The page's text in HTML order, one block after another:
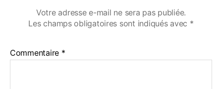
Votre adresse e-mail ne sera pas publiée.
Les champs obligatoires sont indiqués avec *
Commentaire *